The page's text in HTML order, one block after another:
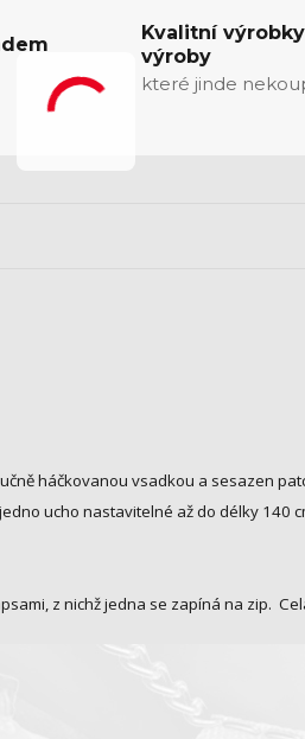
Kvalitní
výroby
které jinde
háčkovanou vsadkou a sesazen
ucho nastavitelné až do délky 140
z nichž jedna se zapíná na zip.